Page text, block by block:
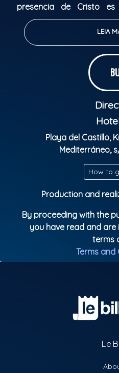
presencia de Cristo
realizará todo lo que
día.
Por eso, ¡No te lo
mensaje a otra mujer,
garantizar tu entrada y
Te esperamos el día 18
Hotel IPV de Fuengirola.
LEIA
Playa del Castillo,
Mediterráneo,
How to
Production and
By proceeding with the
you have read and
terms
Terms and